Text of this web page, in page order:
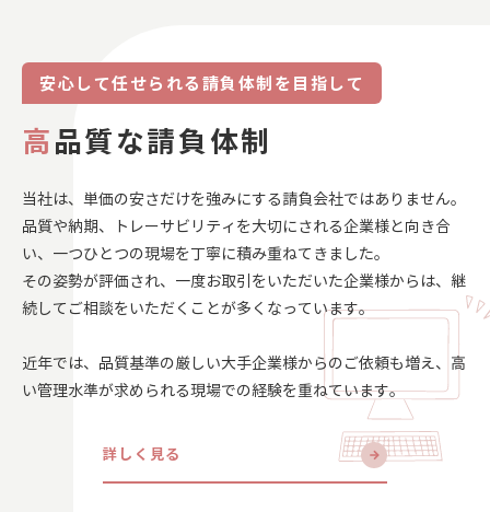
安心して任せられる請負体制を目指して
高品質な請負体制
当社は、単価の安さだけを強みにする請負会社ではありません。
品質や納期、トレーサビリティを大切にされる企業様と向き合
い、一つひとつの現場を丁寧に積み重ねてきました。
その姿勢が評価され、一度お取引をいただいた企業様からは、継
続してご相談をいただくことが多くなっています。
近年では、品質基準の厳しい大手企業様からのご依頼も増え、高
い管理水準が求められる現場での経験を重ねています。
詳しく見る